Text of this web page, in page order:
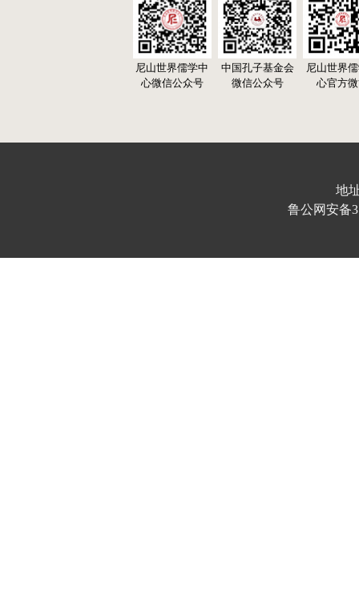
尼山世界儒学中
心微信公众号
中国孔子基金会
微信公众号
尼山世界
心官方
地
鲁公网安备